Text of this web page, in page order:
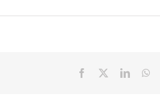
Facebook LinkedIn